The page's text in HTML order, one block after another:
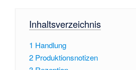
Inhaltsverzeichnis
1 Handlung
2 Produktionsnotizen